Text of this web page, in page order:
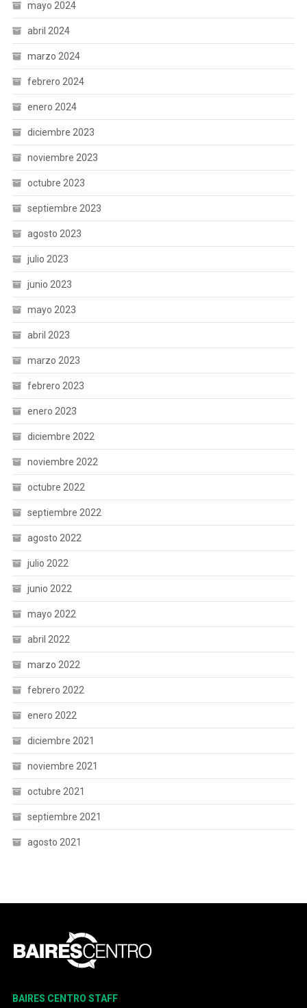
mayo 2024
abril 2024
marzo 2024
febrero 2024
enero 2024
diciembre 2023
noviembre 2023
octubre 2023
septiembre 2023
agosto 2023
julio 2023
junio 2023
mayo 2023
abril 2023
marzo 2023
febrero 2023
enero 2023
diciembre 2022
noviembre 2022
octubre 2022
septiembre 2022
agosto 2022
julio 2022
junio 2022
mayo 2022
abril 2022
marzo 2022
febrero 2022
enero 2022
diciembre 2021
noviembre 2021
octubre 2021
septiembre 2021
agosto 2021
BAIRES CENTRO STAFF